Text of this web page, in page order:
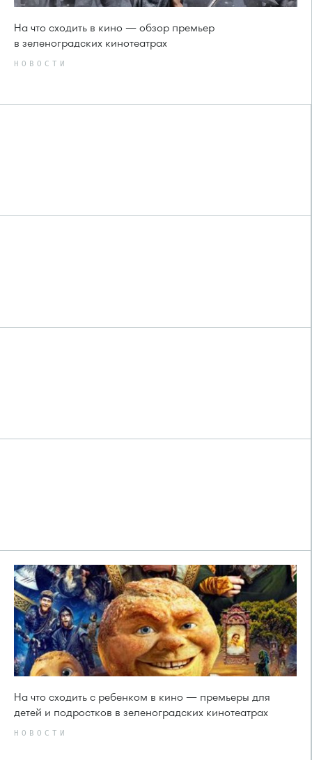
На что сходить в кино — обзор премьер
в зеленоградских кинотеатрах
НОВОСТИ
На что сходить с ребенком в кино — премьеры для
детей и подростков в зеленоградских кинотеатрах
НОВОСТИ